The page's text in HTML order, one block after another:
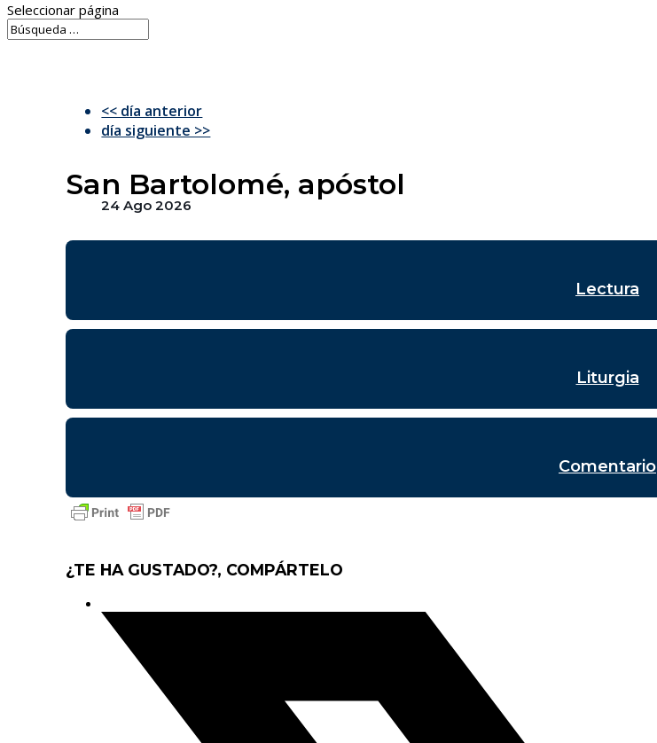
Seleccionar página
<< día anterior
día siguiente >>
San Bartolomé, apóstol
24 Ago 2026
Lectura
Liturgia
Comentario
¿TE HA GUSTADO?, COMPÁRTELO